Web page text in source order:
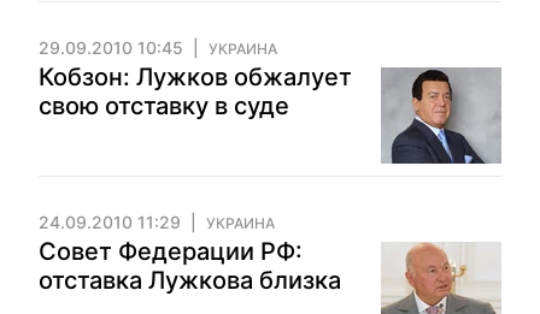
29.09.2010 10:45 УКРАИНА
Кобзон: Лужков обжалует
свою отставку в суде
24.09.2010 11:29 УКРАИНА
Совет Федерации РФ:
отставка Лужкова близка